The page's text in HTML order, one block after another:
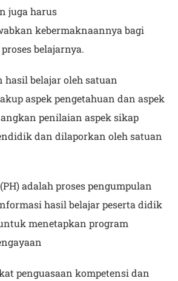
juga harus
kebermaknaannya bagi
belajarnya.
belajar oleh satuan
aspek pengetahuan dan aspek
penilaian aspek sikap
dan dilaporkan oleh satuan
adalah proses pengumpulan
hasil belajar peserta didik
menetapkan program
penguasaan kompetensi dan